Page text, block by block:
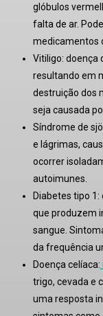
glóbulos
falta de ar.
medicamentos
Vitiligo: doença
resultando em
destruição dos
seja causada
Síndrome de
e lágrimas,
ocorrer
autoimunes
Diabetes tipo 1:
que produzem
sangue .
da frequência
Doença celíaca:
trigo, cevada e
uma resposta